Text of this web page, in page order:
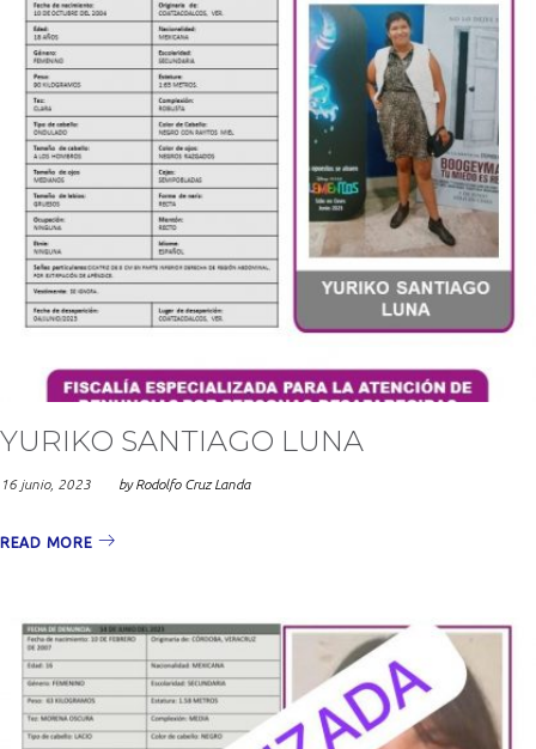
YURIKO SANTIAGO LUNA
16 junio, 2023 byRodolfo Cruz Landa
READ MORE